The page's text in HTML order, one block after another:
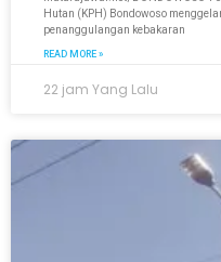
Hutan (KPH) Bondowoso
penanggulangan kebakaran
READ MORE »
22 jam Yang Lalu